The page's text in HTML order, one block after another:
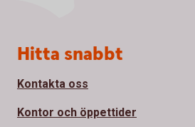
Sidfot
Hitta snabbt
Kontakta oss
Kontor och öppettider